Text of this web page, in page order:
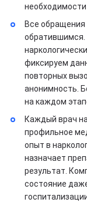
необходимости
Все обращения
фиксируем
повторных
анонимность.
на каждом
Каждый врач
профильное
опыт в
назначает
результат.
состояние